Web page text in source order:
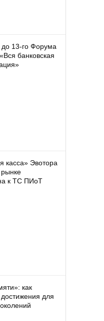
13-го Форума
банковская
касса» Эвотора
к ТС ПИоТ
как
для